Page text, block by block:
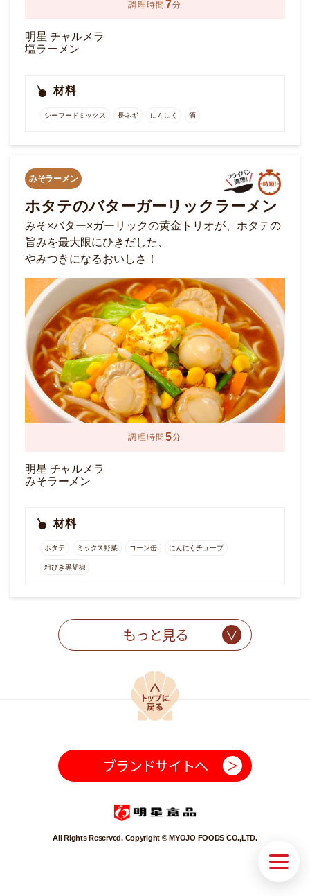
調理時間 7分
明星 チャルメラ
塩ラーメン
材料
シーフードミックス 長ネギ にんにく 酒
みそラーメン
ホタテのバターガーリックラーメン
みそ×バター×ガーリックの黄金トリオが、ホタテの
旨みを最大限にひきだした、
やみつきになるおいしさ！
調理時間 5分
明星 チャルメラ
みそラーメン
材料
ホタテ ミックス野菜 コーン缶 にんにくチューブ
粗びき黒胡椒
もっと見る
ブランドサイトへ
All Rights Reserved. Copyright © MYOJO FOODS CO.,LTD.